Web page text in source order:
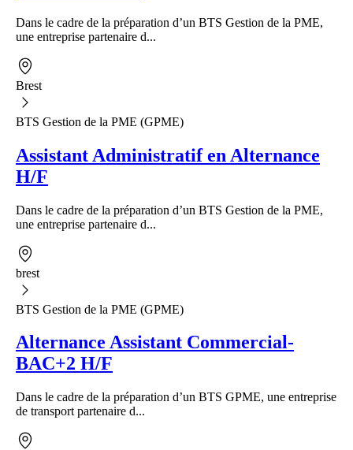
Dans le cadre de la préparation d’un BTS Gestion de la PME,
une entreprise partenaire d...
Brest
BTS Gestion de la PME (GPME)
Assistant Administratif en Alternance
H/F
Dans le cadre de la préparation d’un BTS Gestion de la PME,
une entreprise partenaire d...
brest
BTS Gestion de la PME (GPME)
Alternance Assistant Commercial-
BAC+2 H/F
Dans le cadre de la préparation d’un BTS GPME, une entreprise
de transport partenaire d...